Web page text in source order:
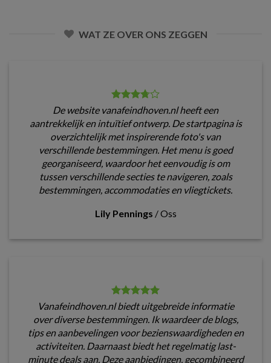
WAT ZE OVER ONS ZEGGEN
De website vanafeindhoven.nl heeft een
aantrekkelijk en intuïtief ontwerp. De startpagina is
overzichtelijk met inspirerende foto's van
verschillende bestemmingen. Het menu is goed
georganiseerd, waardoor het eenvoudig is om
tussen verschillende secties te navigeren, zoals
bestemmingen, accommodaties en vliegtickets.
Lily Pennings /Oss
Vanafeindhoven.nl biedt uitgebreide informatie
over diverse bestemmingen. Ik waardeer de blogs,
tips en aanbevelingen voor bezienswaardigheden en
activiteiten. Daarnaast biedt het regelmatig last-
minute deals aan. Deze aanbiedingen, gecombineerd